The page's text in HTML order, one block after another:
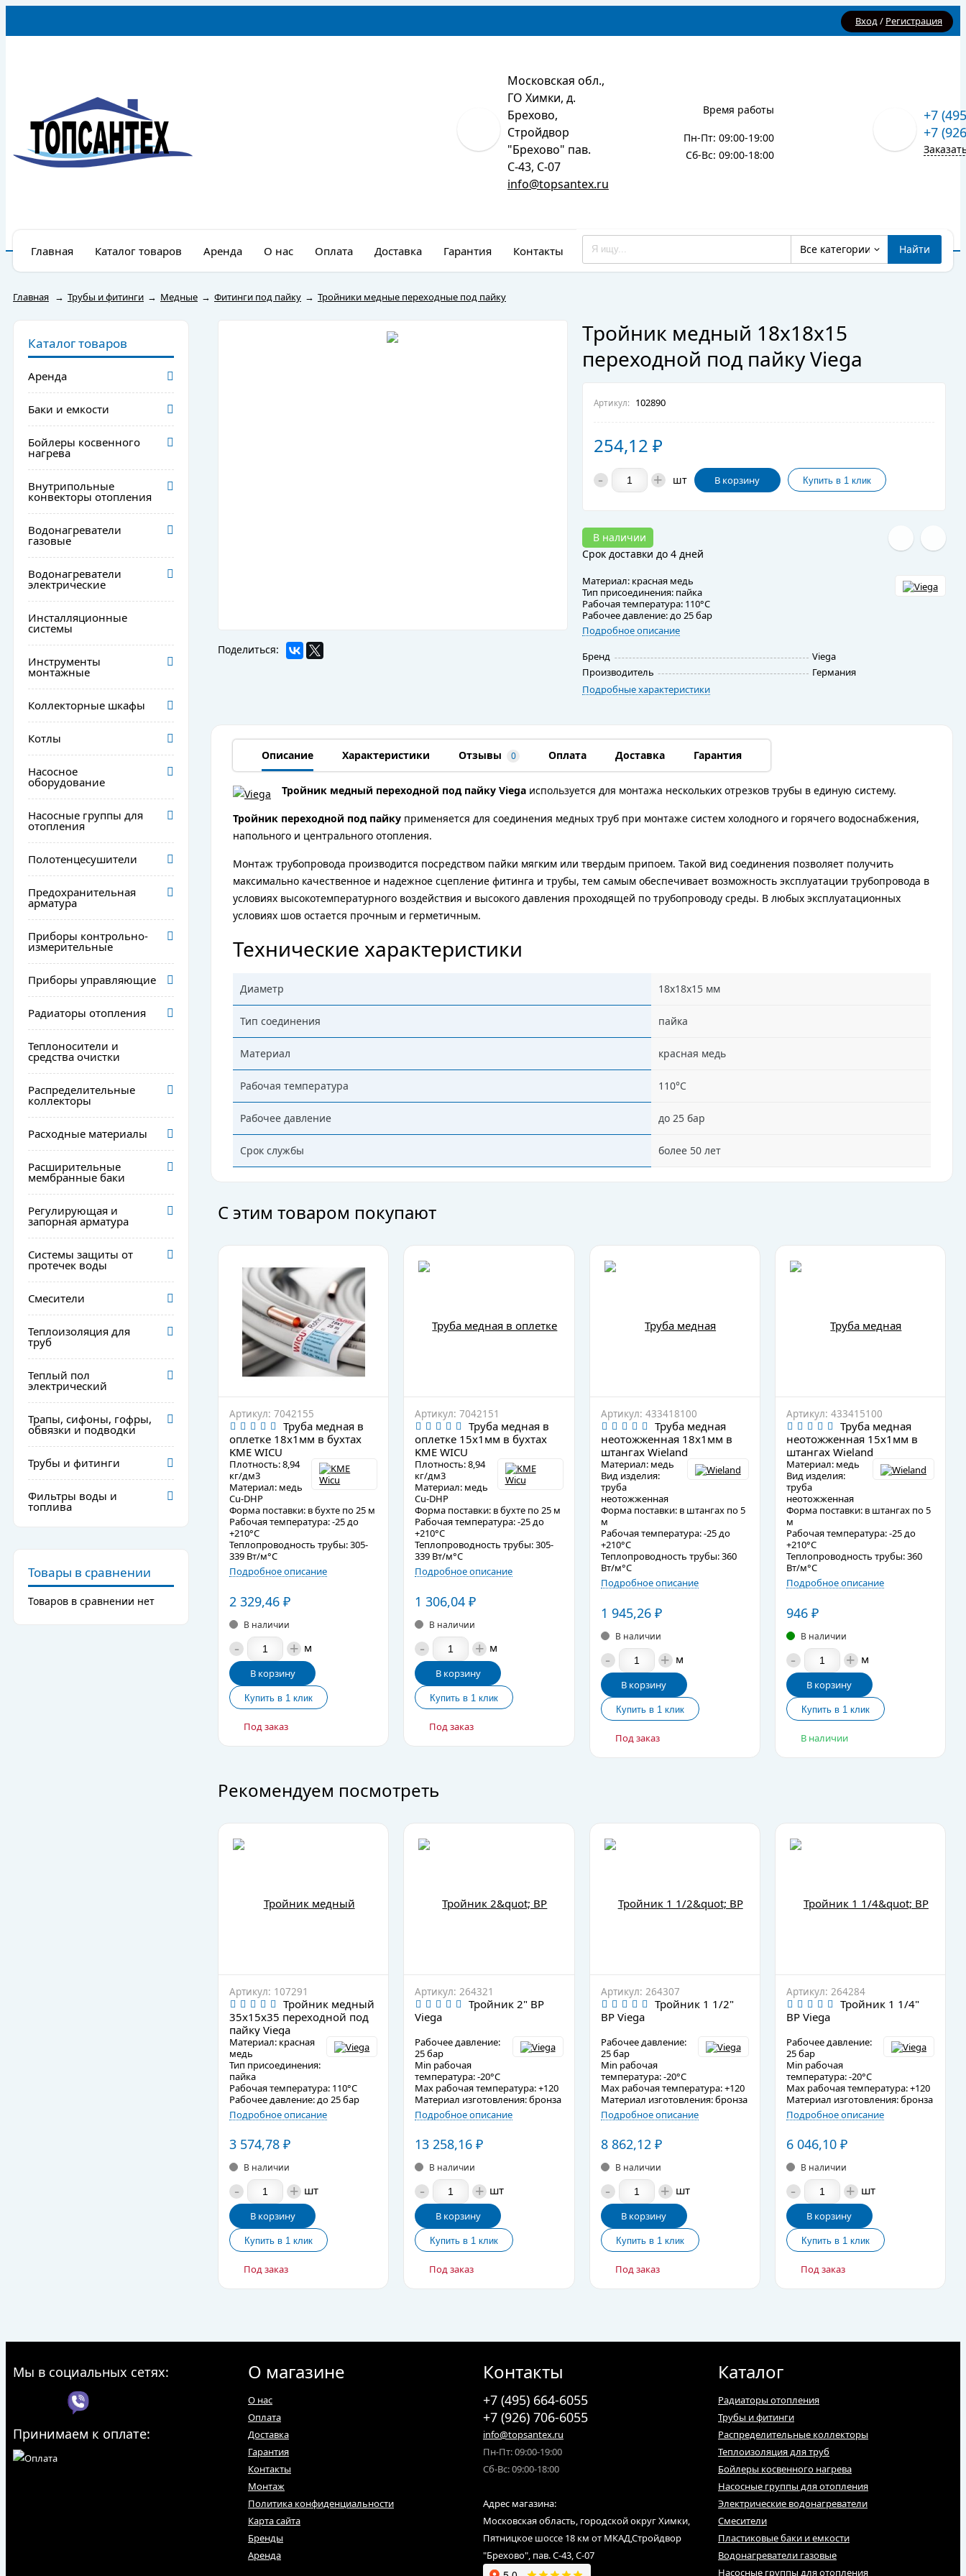
Вход/ Регистрация
Московская обл.,
ГО Химки, д.
Брехово,
Стройдвор
"Брехово" пав.
С-43, С-07
info@topsantex.ru
Время работы
Пн-Пт: 09:00-19:00
Сб-Вс: 09:00-18:00
+7
+7
Все категории Найти
Все категории Найти
Главная Каталог товаров Аренда О нас Оплата Доставка Гарантия Контакты Монтаж
Главная → Трубы и фитинги → Медные → Фитинги под пайку → Тройники медные переходные под пайку
Каталог товаров
Аренда
Баки и емкости
Бойлеры косвенного
нагрева
Внутрипольные
конвекторы отопления
Водонагреватели
газовые
Водонагреватели
электрические
Инсталляционные
системы
Инструменты
монтажные
Коллекторные шкафы
Котлы
Насосное
оборудование
Насосные группы для
отопления
Полотенцесушители
Предохранительная
арматура
Приборы контрольно-
измерительные
Приборы управляющие
Радиаторы отопления
Теплоносители и
средства очистки
Распределительные
коллекторы
Расходные материалы
Расширительные
мембранные баки
Регулирующая и
запорная арматура
Системы защиты от
протечек воды
Смесители
Теплоизоляция для
труб
Теплый пол
электрический
Трапы, сифоны, гофры,
обвязки и подводки
Трубы и фитинги
Фильтры воды и
топлива
Товары в сравнении
Товаров в сравнении нет
Поделиться:
Тройник медный 18х18х15
переходной под пайку Viega
Артикул: 102890
254,12 ₽
- + шт В корзину
В наличии
Срок доставки до 4 дней
Материал: красная медь
Тип присоединения: пайка
Рабочая температура: 110°C
Рабочее давление: до 25 бар
Подробное описание
Бренд
Viega
Производитель
Германия
Подробные характеристики
Описание Характеристики Отзывы 0 Оплата Доставка Гарантия
Тройник медный переходной под пайку Viega используется для монтажа нескольких отрезков трубы в единую систему.
Тройник переходной под пайку применяется для соединения медных труб при монтаже систем холодного и горячего водоснабжения,
напольного и центрального отопления.
Монтаж трубопровода производится посредством пайки мягким или твердым припоем. Такой вид соединения позволяет получить
максимально качественное и надежное сцепление фитинга и трубы, тем самым обеспечивает возможность эксплуатации трубопровода в
условиях высокотемпературного воздействия и высокого давления проходящей по трубопроводу среды. В любых эксплуатационных
условиях шов остается прочным и герметичным.
Технические характеристики
Диаметр 18х18х15 мм
Тип соединения пайка
Материал красная медь
Рабочая температура 110°C
Рабочее давление до 25 бар
Срок службы более 50 лет
С этим товаром покупают
Артикул: 7042155
Труба медная в
оплетке 18х1мм в бухтах
KME WICU
Плотность: 8,94
кг/дм3
Материал: медь
Cu-DHP
Форма поставки: в бухте по 25 м
Рабочая температура: -25 до
+210°C
Теплопроводность трубы: 305-
339 Вт/м°C
Подробное описание
2 329,46 ₽
В наличии
- + м
В корзину
Под заказ
Артикул: 7042151
Труба медная в
оплетке 15х1мм в бухтах
KME WICU
Плотность: 8,94
кг/дм3
Материал: медь
Cu-DHP
Форма поставки: в бухте по 25 м
Рабочая температура: -25 до
+210°C
Теплопроводность трубы: 305-
339 Вт/м°C
Подробное описание
1 306,04₽
В наличии
- + м
В корзину
Под заказ
Артикул: 433418100
Труба медная
неотожженная 18х1мм в
штангах Wieland
Материал: медь
Вид изделия:
труба
неотожженная
Форма поставки: в штангах по 5
м
Рабочая температура: -25 до
+210°C
Теплопроводность трубы: 360
Вт/м°C
Подробное описание
1 945,26 ₽
В наличии
- + м
В корзину
Под заказ
Артикул: 433415100
Труба медная
неотожженная 15х1мм в
штангах Wieland
Материал: медь
Вид изделия:
труба
неотожженная
Форма поставки: в штангах по 5
м
Рабочая температура: -25 до
+210°C
Теплопроводность трубы: 360
Вт/м°C
Подробное описание
946 ₽
В наличии
- + м
В корзину
В наличии
Рекомендуем посмотреть
Артикул: 107291
Тройник медный
35х15х35 переходной под
пайку Viega
Материал: красная
медь
Тип присоединения:
пайка
Рабочая температура: 110°C
Рабочее давление: до 25 бар
Подробное описание
3 574,78 ₽
В наличии
- + шт
В корзину
Под заказ
Артикул: 264321
Тройник 2" ВР
Viega
Рабочее давление:
25 бар
Min рабочая
температура: -20°C
Max рабочая температура: +120
Материал изготовления: бронза
Подробное описание
13 258,16₽
В наличии
- + шт
В корзину
Под заказ
Артикул: 264307
Тройник 1 1/2"
ВР Viega
Рабочее давление:
25 бар
Min рабочая
температура: -20°C
Max рабочая температура: +120
Материал изготовления: бронза
Подробное описание
8 862,12 ₽
В наличии
- + шт
В корзину
Под заказ
Артикул: 264284
Тройник 1 1/4"
ВР Viega
Рабочее давление:
25 бар
Min рабочая
температура: -20°C
Max рабочая температура: +120
Материал изготовления: бронза
Подробное описание
6 046,10 ₽
В наличии
- + шт
В корзину
Под заказ
Мы в социальных сетях:
Принимаем к оплате:
О магазине
О нас
Оплата
Доставка
Гарантия
Контакты
Монтаж
Политика конфиденциальности
Карта сайта
Бренды
Аренда
Контакты
+7 (495) 664-6055
+7 (926) 706-6055
info@topsantex.ru
Пн-Пт: 09:00-19:00
Сб-Вс: 09:00-18:00
Адрес магазина:
Московская область, городской округ Химки,
Пятницкое шоссе 18 км от МКАД,Стройдвор
"Брехово", пав. С-43, С-07
Каталог
Радиаторы отопления
Трубы и фитинги
Распределительные коллекторы
Теплоизоляция для труб
Бойлеры косвенного нагрева
Насосные группы для отопления
Электрические водонагреватели
Смесители
Пластиковые баки и емкости
Водонагреватели газовые
Насосные группы для отопления